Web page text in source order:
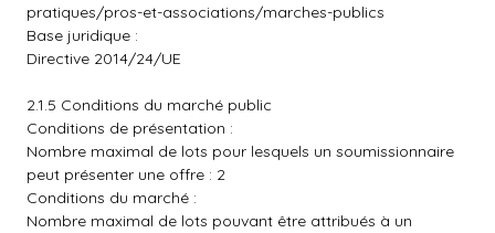
pratiques/pros-et-associations/marches-publics
Base juridique :
Directive 2014/24/UE
2.1.5 Conditions du marché public
Conditions de présentation :
Nombre maximal de lots pour lesquels un soumissionnaire
peut présenter une offre : 2
Conditions du marché :
Nombre maximal de lots pouvant être attribués à un